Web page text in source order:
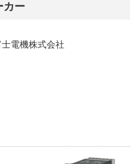
カー
士電機株式会社